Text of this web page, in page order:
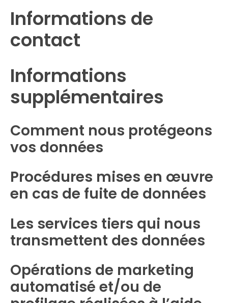
Informations de
contact
Informations
supplémentaires
Comment nous protégeons
vos données
Procédures mises en œuvre
en cas de fuite de données
Les services tiers qui nous
transmettent des données
Opérations de marketing
automatisé et/ou de